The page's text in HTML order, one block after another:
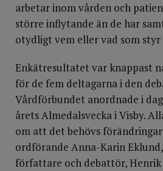
arbetar inom vården och
större inflytande än de har
otydligt vem eller vad som styr
Enkätresultatet var knappast
för de fem deltagarna i den
Vårdförbundet anordnade i
årets Almedalsvecka i Visby.
om att det behövs
ordförande Anna-Karin
författare och debattör,